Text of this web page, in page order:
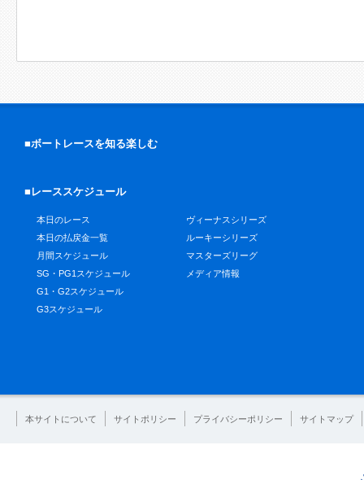
■ボートレースを知る楽しむ
■レーススケジュール
本日のレース
本日の払戻金一覧
月間スケジュール
SG・PG1スケジュール
G1・G2スケジュール
G3スケジュール
ヴィーナスシリーズ
ルーキーシリーズ
マスターズリーグ
メディア情報
本サイトについて サイトポリシー プライバシーポリシー サイトマップ